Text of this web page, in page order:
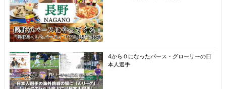
4から０になったパース・グローリーの日
本人選手